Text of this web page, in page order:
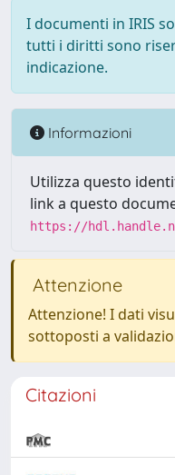
I documenti in IRIS
tutti i diritti sono
indicazione.
Informazioni
Utilizza questo
link a questo
https://
Attenzione
Attenzione! I dati
sottoposti a
Citazioni